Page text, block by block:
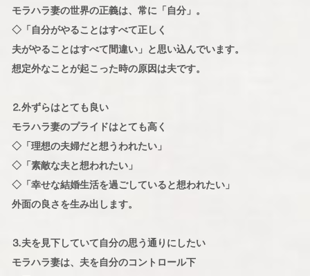
モラハラ妻の世界の正義は、常に「自分」。
◇「自分がやることはすべて正しく
夫がやることはすべて間違い」と思い込んでいます。
想定外なことが起こった時の原因は夫です。
⒉外ずらはとても良い
モラハラ妻のプライドはとても高く
◇「理想の夫婦だと想うわれたい」
◇「素敵な夫と想われたい」
◇「幸せな結婚生活を過ごしていると想われたい」
外面の良さを生み出します。
⒊夫を見下していて自分の思う通りにしたい
モラハラ妻は、夫を自分のコントロール下